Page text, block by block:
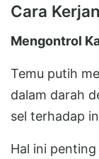
Cara
Mengontrol
Temu putih
dalam darah
sel terhadap
Hal ini